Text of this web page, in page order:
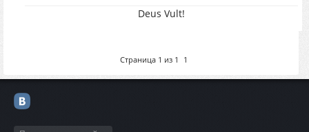
Deus Vult!
Страница 1 из 1 1